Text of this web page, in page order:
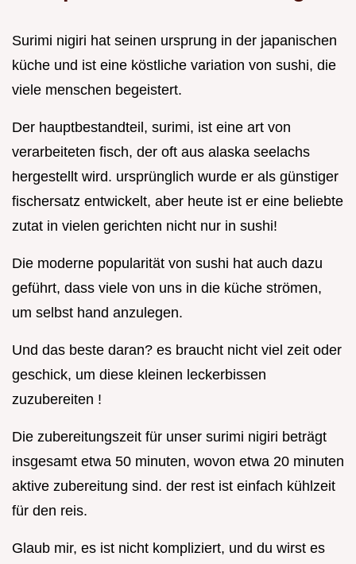
Surimi nigiri hat seinen ursprung in der japanischen
küche und ist eine köstliche variation von sushi, die
viele menschen begeistert.
Der hauptbestandteil, surimi, ist eine art von
verarbeiteten fisch, der oft aus alaska seelachs
hergestellt wird. ursprünglich wurde er als günstiger
fischersatz entwickelt, aber heute ist er eine beliebte
zutat in vielen gerichten nicht nur in sushi!
Die moderne popularität von sushi hat auch dazu
geführt, dass viele von uns in die küche strömen,
um selbst hand anzulegen.
Und das beste daran? es braucht nicht viel zeit oder
geschick, um diese kleinen leckerbissen
zuzubereiten !
Die zubereitungszeit für unser surimi nigiri beträgt
insgesamt etwa 50 minuten, wovon etwa 20 minuten
aktive zubereitung sind. der rest ist einfach kühlzeit
für den reis.
Glaub mir, es ist nicht kompliziert, und du wirst es